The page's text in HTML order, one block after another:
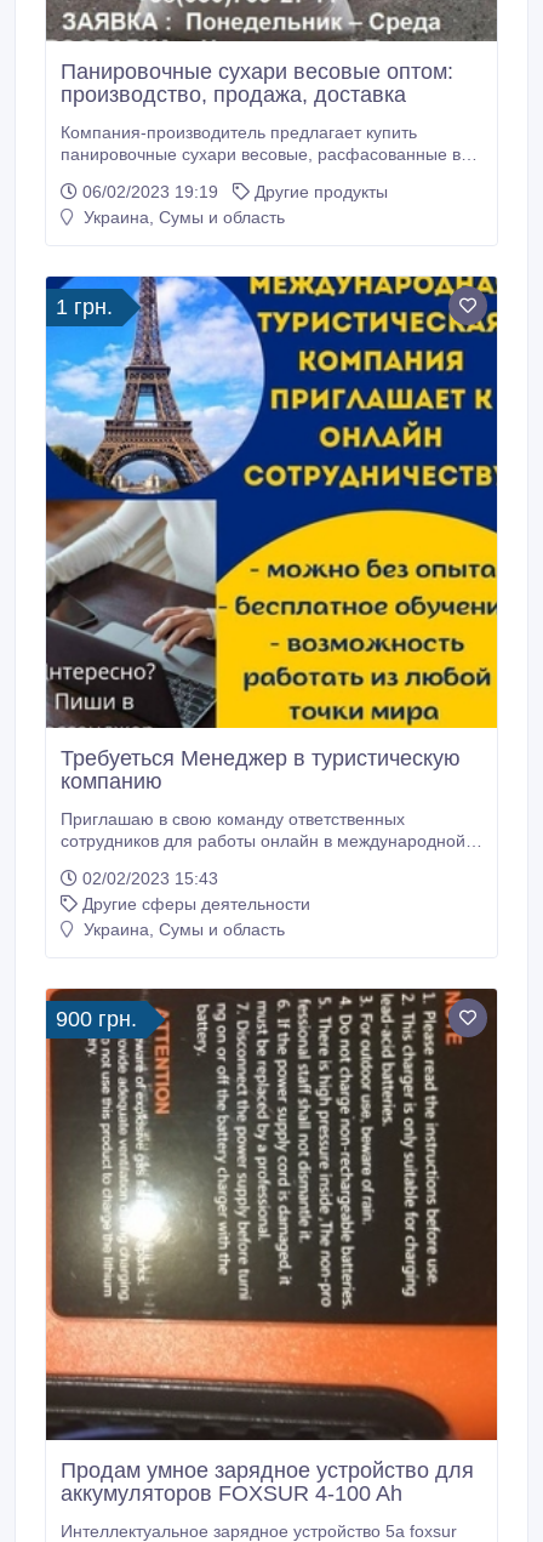
Панировочные сухари весовые оптом:
производство, продажа, доставка
Компания-производитель предлагает купить
панировочные сухари весовые, расфасованные в
производстве в Киеве используется современное
оборудование для выпуска панировочных сухарей.
современным стандартам пищевой индустрии.
06/02/2023 19:19
Другие продукты
Украина, Сумы и область
1 грн.
Требуеться Менеджер в туристическую
компанию
Приглашаю в свою команду ответственных
сотрудников для работы онлайн в международной
любой точки мира. Опыт работы не нужен
(обучение с нуля) Свободный график от 4 часов в
день Работа в соцсетях Реклама сервиса
каждый понедельник в $ Наличие телеграмм и
инстаграм Интересно, пишите https://instagram.
02/02/2023 15:43
Другие сферы деятельности
Украина, Сумы и область
900 грн.
Продам умное зарядное устройство для
аккумуляторов FOXSUR 4-100 Ah
Интеллектуальное зарядное устройство 5а foxsur